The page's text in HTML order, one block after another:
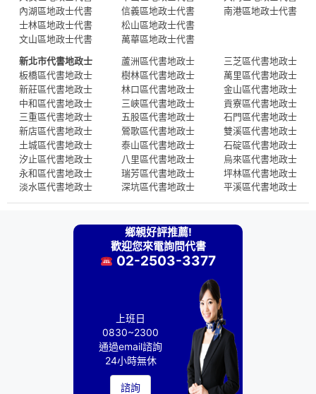
內湖區地政士代書
士林區地政士代書
文山區地政士代書
信義區地政士代書
松山區地政士代書
萬華區地政士代書
南港區地政士代書
新北市代書地政士
板橋區代書地政士
新莊區代書地政士
中和區代書地政士
三重區代書地政士
新店區代書地政士
土城區代書地政士
汐止區代書地政士
永和區代書地政士
淡水區代書地政士
蘆洲區代書地政士
樹林區代書地政士
林口區代書地政士
三峽區代書地政士
五股區代書地政士
鶯歌區代書地政士
泰山區代書地政士
八里區代書地政士
瑞芳區代書地政士
深坑區代書地政士
三芝區代書地政士
萬里區代書地政士
金山區代書地政士
貢寮區代書地政士
石門區代書地政士
雙溪區代書地政士
石碇區代書地政士
烏來區代書地政士
坪林區代書地政士
平溪區代書地政士
鄉親好評推薦!
歡迎您來電詢問代書
02-2503-3377
上班日
0830~2300
通過email諮詢
24小時無休
諮詢